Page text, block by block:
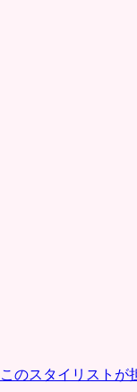
このスタイリストが